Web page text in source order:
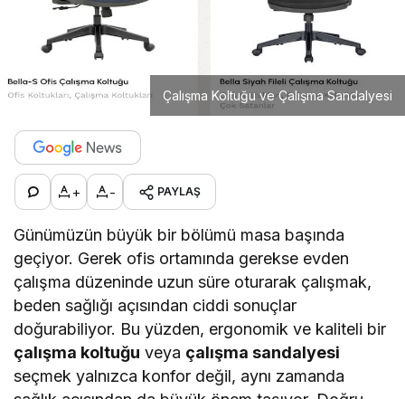
Çalışma Koltuğu ve Çalışma Sandalyesi
+ - PAYLAŞ
Günümüzün büyük bir bölümü masa başında
geçiyor. Gerek ofis ortamında gerekse evden
çalışma düzeninde uzun süre oturarak çalışmak,
beden sağlığı açısından ciddi sonuçlar
doğurabiliyor. Bu yüzden, ergonomik ve kaliteli bir
çalışma koltuğu veya çalışma sandalyesi
seçmek yalnızca konfor değil, aynı zamanda